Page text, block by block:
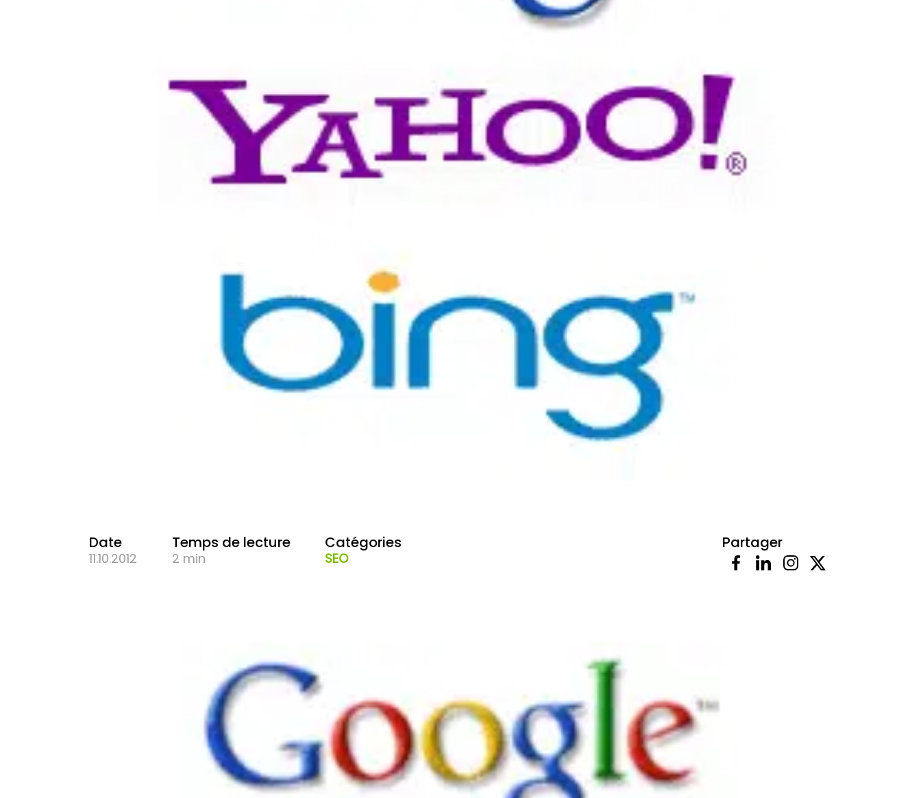
Date
11.10.2012
Temps de lecture
2 min
Catégories
SEO
Partager